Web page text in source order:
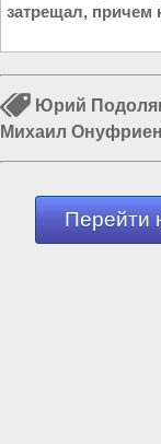
затрещал, причем
Юрий
Михаил
Война в
Перейти